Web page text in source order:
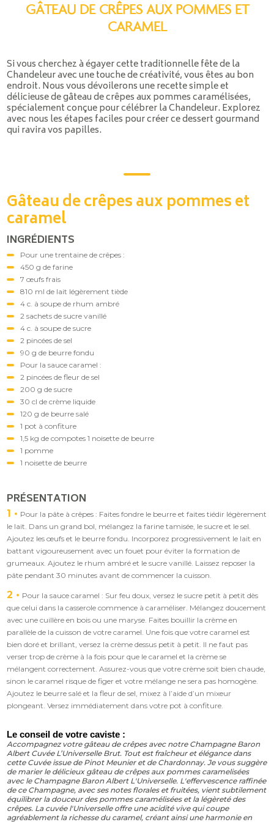
GÂTEAU DE CRÊPES AUX POMMES ET
CARAMEL
Si vous cherchez à égayer cette traditionnelle fête de la
Chandeleur avec une touche de créativité, vous êtes au bon
endroit. Nous vous dévoilerons une recette simple et
délicieuse de gâteau de crêpes aux pommes caramélisées,
spécialement conçue pour célébrer la Chandeleur. Explorez
avec nous les étapes faciles pour créer ce dessert gourmand
qui ravira vos papilles.
Gâteau de crêpes aux pommes et
caramel
INGRÉDIENTS
Pour une trentaine de crêpes :
450 g de farine
7 œufs frais
810 ml de lait légèrement tiède
4 c. à soupe de rhum ambré
2 sachets de sucre vanillé
4 c. à soupe de sucre
2 pincées de sel
90 g de beurre fondu
Pour la sauce caramel :
2 pincées de fleur de sel
200 g de sucre
30 cl de crème liquide
120 g de beurre salé
1 pot à confiture
1,5 kg de compotes 1 noisette de beurre
1 pomme
1 noisette de beurre
PRÉSENTATION
1
Pour la pâte à crêpes : Faites fondre le beurre et faites tiédir légèrement
le lait. Dans un grand bol, mélangez la farine tamisée, le sucre et le sel.
Ajoutez les œufs et le beurre fondu. Incorporez progressivement le lait en
battant vigoureusement avec un fouet pour éviter la formation de
grumeaux. Ajoutez le rhum ambré et le sucre vanillé. Laissez reposer la
pâte pendant 30 minutes avant de commencer la cuisson.
2
Pour la sauce caramel : Sur feu doux, versez le sucre petit à petit dès
que celui dans la casserole commence à caraméliser. Mélangez doucement
avec une cuillère en bois ou une maryse. Faites bouillir la crème en
parallèle de la cuisson de votre caramel. Une fois que votre caramel est
bien doré et brillant, versez la crème dessus petit à petit. Il ne faut pas
verser trop de crème à la fois pour que le caramel et la crème se
mélangent correctement. Assurez-vous que votre crème soit bien chaude,
sinon le caramel risque de figer et votre mélange ne sera pas homogène.
Ajoutez le beurre salé et la fleur de sel, mixez à l’aide d’un mixeur
plongeant. Versez immédiatement dans votre pot à confiture.
Le conseil de votre caviste :
Accompagnez votre gâteau de crêpes avec notre Champagne Baron
Albert Cuvée L’Universelle Brut. Tout est fraîcheur et élégance dans
cette Cuvée issue de Pinot Meunier et de Chardonnay. Je vous suggère
de marier le délicieux gâteau de crêpes aux pommes caramelisées
avec le Champagne Baron Albert L'Universelle. L'effervescence raffinée
de ce Champagne, avec ses notes florales et fruitées, vient subtilement
équilibrer la douceur des pommes caramélisées et la légèreté des
crêpes. La cuvée l'Universelle offre une acidité vive qui coupe
agréablement la richesse du caramel, créant ainsi une harmonie en